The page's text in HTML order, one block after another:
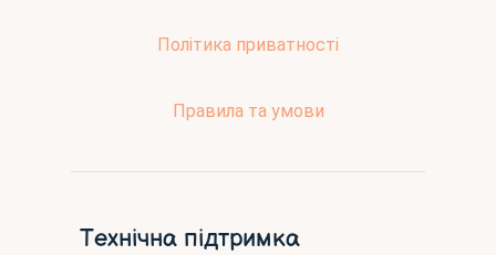
Політика приватності
Правила та умови
Технічна підтримка